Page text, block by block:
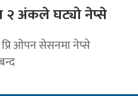
२ अंकले घट्यो नेप्से
प्रि ओपन सेसनमा नेप्से